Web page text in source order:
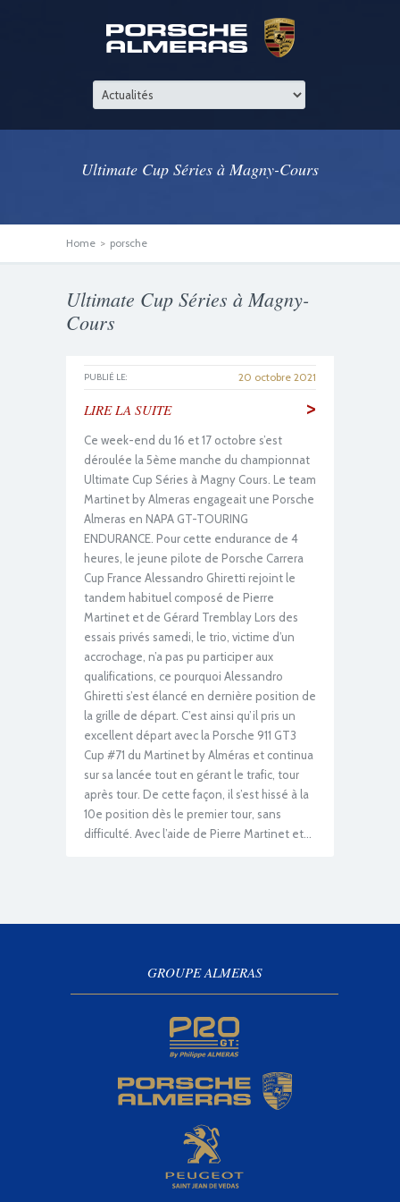
Ultimate Cup Séries à Magny-Cours
Home > porsche
Ultimate Cup Séries à Magny-
Cours
PUBLIÉ LE: 20 octobre 2021
LIRE LA SUITE >
Ce week-end du 16 et 17 octobre s’est
déroulée la 5ème manche du championnat
Ultimate Cup Séries à Magny Cours. Le team
Martinet by Almeras engageait une Porsche
Almeras en NAPA GT-TOURING
ENDURANCE. Pour cette endurance de 4
heures, le jeune pilote de Porsche Carrera
Cup France Alessandro Ghiretti rejoint le
tandem habituel composé de Pierre
Martinet et de Gérard Tremblay Lors des
essais privés samedi, le trio, victime d’un
accrochage, n’a pas pu participer aux
qualifications, ce pourquoi Alessandro
Ghiretti s’est élancé en dernière position de
la grille de départ. C’est ainsi qu’il pris un
excellent départ avec la Porsche 911 GT3
Cup #71 du Martinet by Alméras et continua
sur sa lancée tout en gérant le trafic, tour
après tour. De cette façon, il s’est hissé à la
10e position dès le premier tour, sans
difficulté. Avec l’aide de Pierre Martinet et…
GROUPE ALMERAS